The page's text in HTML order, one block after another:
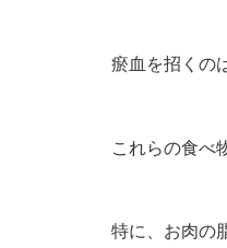
瘀血を招くの
これらの食べ
特に、お肉の